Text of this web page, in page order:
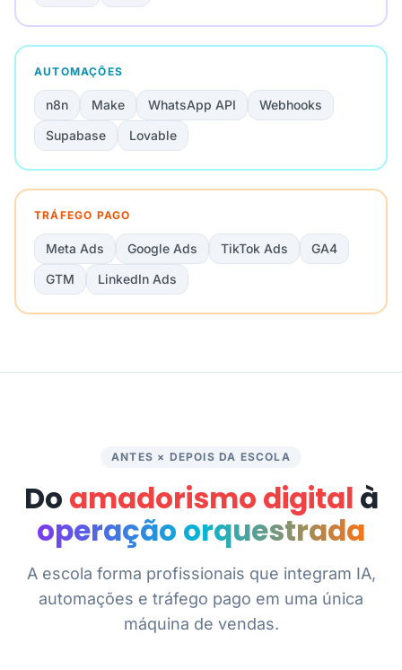
AUTOMAÇÕES
n8n Make WhatsApp API
Webhooks
Supabase
Lovable
TRÁFEGO PAGO
Meta Ads Google Ads TikTok Ads
GA4
GTM
LinkedIn Ads
ANTES × DEPOIS DA ESCOLA
Do amadorismo digital à
operação orquestrada
A escola forma profissionais que integram IA,
automações e tráfego pago em uma única
máquina de vendas.